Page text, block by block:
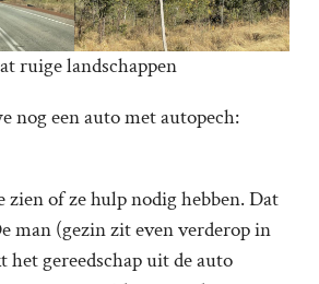
ruige landschappen
nog een auto met autopech:
zien of ze hulp nodig hebben. Dat
man (gezin zit even verderop in
gereedschap uit de auto